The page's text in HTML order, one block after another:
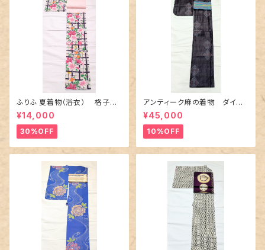
ふりふ 夏着物（浴衣） 格子に
百合や秋草花
¥14,000
30%OFF
アンティーク麻の着物 ダイヤ
に市松柄の上布
¥45,000
10%OFF